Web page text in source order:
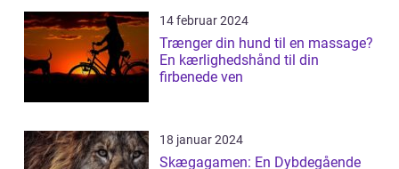
14 februar 2024
Trænger din hund til en massage?
En kærlighedshånd til din
firbenede ven
18 januar 2024
Skægagamen: En Dybdegående